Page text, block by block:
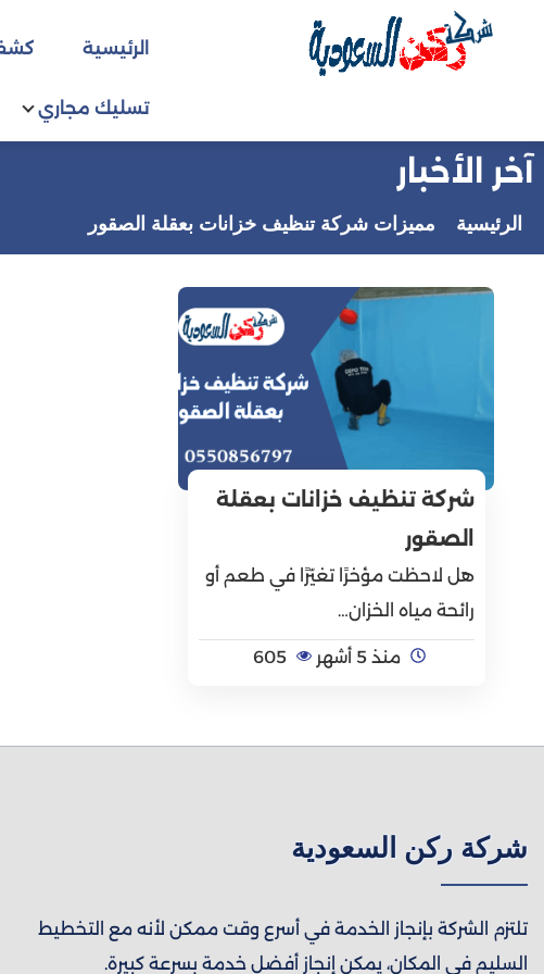
الرئيسية
تسليك مجاري
آخر الأخبار
الرئيسية مميزات شركة تنظيف خزانات بعقلة الصقور
شركة تنظيف خزانات بعقلة
الصقور
هل لاحظت مؤخرًا تغيّرًا في طعم أو
رائحة مياه الخزان…
منذ 5 أشهر 605
شركة ركن السعودية
تلتزم الشركة بإنجاز الخدمة في أسرع وقت ممكن لأنه مع التخطيط
السليم في المكان، يمكن إنجاز أفضل خدمة بسرعة كبيرة.